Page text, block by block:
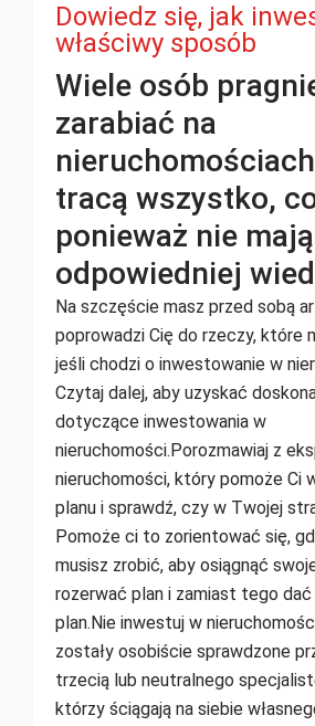
Dowiedz się, jak
właściwy sposób
Wiele osób
zarabiać na
tracą wszystko,
ponieważ nie mają
odpowiedniej
Na szczęście masz przed sobą
poprowadzi Cię do rzeczy, które
jeśli chodzi o inwestowanie w
Czytaj dalej, aby uzyskać
dotyczące inwestowania w
nieruchomości.Porozmawiaj z
nieruchomości, który pomoże Ci
planu i sprawdź, czy w Twojej
Pomoże ci to zorientować się,
musisz zrobić, aby osiągnąć
rozerwać plan i zamiast tego
plan.Nie inwestuj w
zostały osobiście sprawdzone
trzecią lub neutralnego
którzy ściągają na siebie